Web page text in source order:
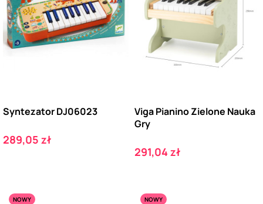
Syntezator DJ06023
Cena
289,05 zł
Viga Pianino Zielone Nauka
Gry
Cena
291,04 zł
NOWY NOWY